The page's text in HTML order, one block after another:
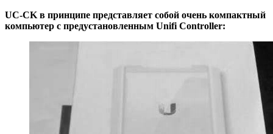
UC-CK в принципе представляет собой очень компактный
компьютер с предустановленным Unifi Controller: